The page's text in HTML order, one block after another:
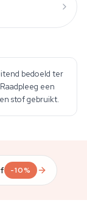
bedoeld ter
een
stof gebruikt.
-10%